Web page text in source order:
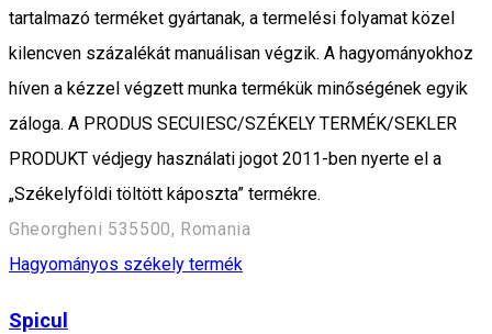
tartalmazó terméket gyártanak, a termelési folyamat közel
kilencven százalékát manuálisan végzik. A hagyományokhoz
híven a kézzel végzett munka termékük minőségének egyik
záloga. A PRODUS SECUIESC/SZÉKELY TERMÉK/SEKLER
PRODUKT védjegy használati jogot 2011-ben nyerte el a
„Székelyföldi töltött káposzta” termékre.
Gheorgheni 535500, Romania
Hagyományos székely termék
Spicul